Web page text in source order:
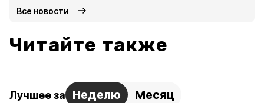
Все новости
Читайте также
Лучшее за Неделю Месяц